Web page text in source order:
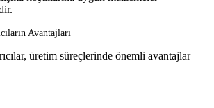
Avantajları
üretim süreçlerinde önemli avantajlar